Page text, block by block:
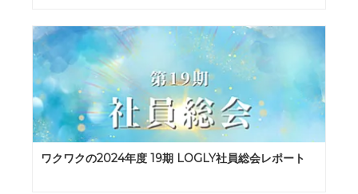
ワクワクの2024年度 19期 LOGLY社員総会レポート